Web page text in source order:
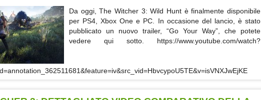
Da oggi, The Witcher 3: Wild Hunt è finalmente disponibile
per PS4, Xbox One e PC. In occasione del lancio, è stato
pubblicato un nuovo trailer, “Go Your Way”, che potete
vedere qui sotto. https://www.youtube.com/watch?